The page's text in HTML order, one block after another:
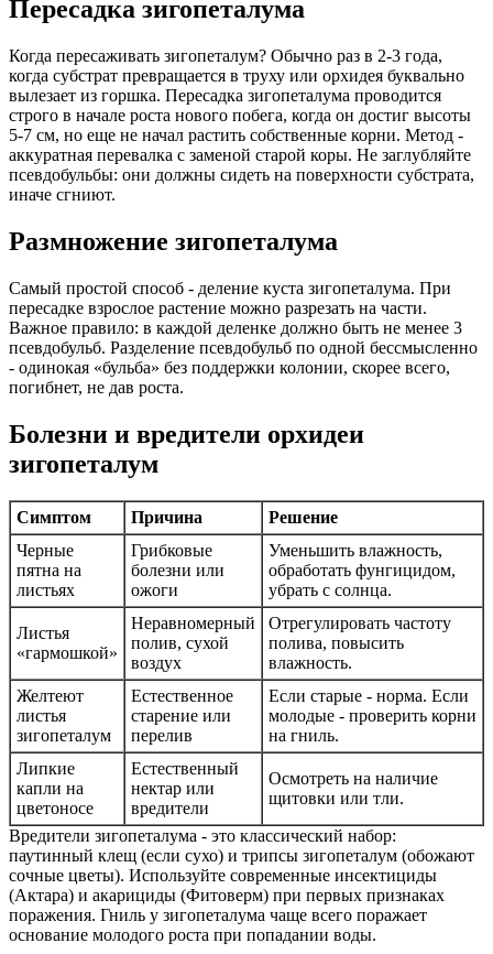
Пересадка зигопеталума
Когда пересаживать зигопеталум? Обычно раз в 2-3 года,
когда субстрат превращается в труху или орхидея буквально
вылезает из горшка. Пересадка зигопеталума проводится
строго в начале роста нового побега, когда он достиг высоты
5-7 см, но еще не начал растить собственные корни. Метод -
аккуратная перевалка с заменой старой коры. Не заглубляйте
псевдобульбы: они должны сидеть на поверхности субстрата,
иначе сгниют.
Размножение зигопеталума
Самый простой способ - деление куста зигопеталума. При
пересадке взрослое растение можно разрезать на части.
Важное правило: в каждой деленке должно быть не менее 3
псевдобульб. Разделение псевдобульб по одной бессмысленно
- одинокая «бульба» без поддержки колонии, скорее всего,
погибнет, не дав роста.
Болезни и вредители орхидеи
зигопеталум
Симптом Причина
Решение
Черные
пятна на
листьях
Грибковые
болезни или
ожоги
Уменьшить влажность,
обработать фунгицидом,
убрать с солнца.
Листья
«гармошкой»
Неравномерный
полив, сухой
воздух
Отрегулировать частоту
полива, повысить
влажность.
Желтеют
листья
зигопеталум
Естественное
старение или
перелив
Если старые - норма. Если
молодые - проверить корни
на гниль.
Липкие
капли на
цветоносе
Естественный
нектар или
вредители
Осмотреть на наличие
щитовки или тли.
Вредители зигопеталума - это классический набор:
паутинный клещ (если сухо) и трипсы зигопеталум (обожают
сочные цветы). Используйте современные инсектициды
(Актара) и акарициды (Фитоверм) при первых признаках
поражения. Гниль у зигопеталума чаще всего поражает
основание молодого роста при попадании воды.